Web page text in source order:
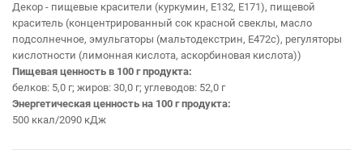
Декор - пищевые красители (куркумин, Е132, Е171), пищевой
краситель (концентрированный сок красной свеклы, масло
подсолнечное, эмульгаторы (мальтодекстрин, Е472с), регуляторы
кислотности (лимонная кислота, аскорбиновая кислота))
Пищевая ценность в 100 г продукта:
белков: 5,0 г; жиров: 30,0 г; углеводов: 52,0 г
Энергетическая ценность на 100 г продукта:
500 ккал/2090 кДж